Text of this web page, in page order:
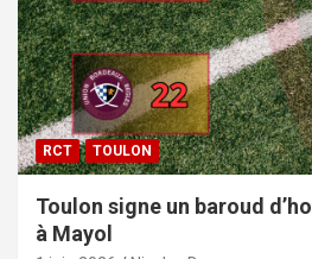
RCT TOULON
Toulon signe un baroud
à Mayol